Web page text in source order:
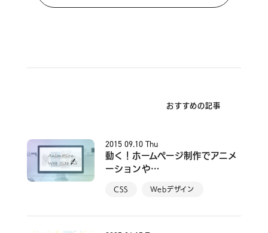
おすすめの記事
2015 09.10 Thu
動く！ホームページ制作でアニメ
ーションや…
CSS Webデザイン